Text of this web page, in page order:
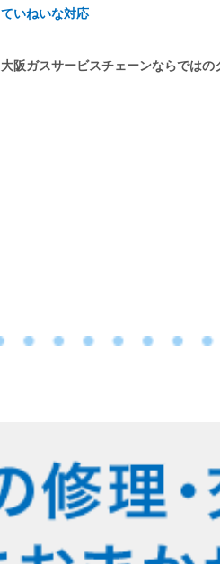
ていねいな対応
大阪ガスサービスチェーンならではの